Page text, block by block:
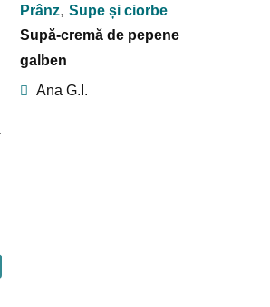
Prânz,Supe și ciorbe
Supă-cremă de pepene
galben
Ana G.I.